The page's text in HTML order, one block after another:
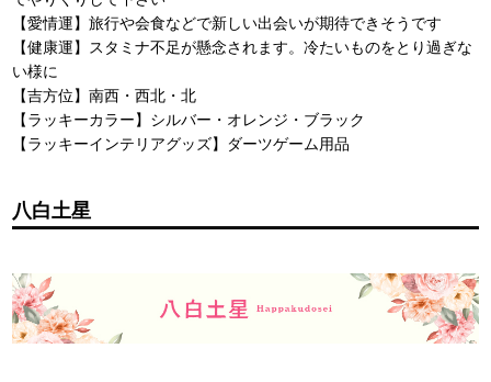
【愛情運】旅行や会食などで新しい出会いが期待できそうです
【健康運】スタミナ不足が懸念されます。冷たいものをとり過ぎな
い様に
【吉方位】南西・西北・北
【ラッキーカラー】シルバー・オレンジ・ブラック
【ラッキーインテリアグッズ】ダーツゲーム用品
八白土星